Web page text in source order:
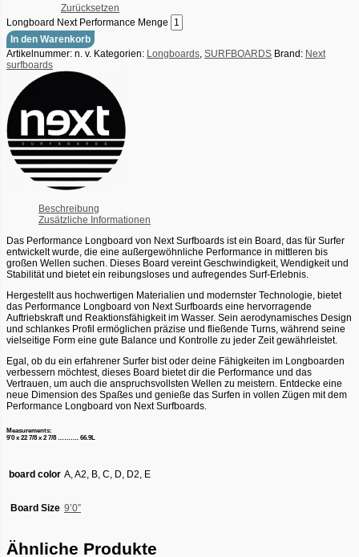
Zurücksetzen
Longboard Next Performance Menge
In den Warenkorb
Artikelnummer: n. v. Kategorien: Longboards, SURFBOARDS Brand: Next
surfboards
Beschreibung
Zusätzliche Informationen
Das Performance Longboard von Next Surfboards ist ein Board, das für Surfer
entwickelt wurde, die eine außergewöhnliche Performance in mittleren bis
großen Wellen suchen. Dieses Board vereint Geschwindigkeit, Wendigkeit und
Stabilität und bietet ein reibungsloses und aufregendes Surf-Erlebnis.
Hergestellt aus hochwertigen Materialien und modernster Technologie, bietet
das Performance Longboard von Next Surfboards eine hervorragende
Auftriebskraft und Reaktionsfähigkeit im Wasser. Sein aerodynamisches Design
und schlankes Profil ermöglichen präzise und fließende Turns, während seine
vielseitige Form eine gute Balance und Kontrolle zu jeder Zeit gewährleistet.
Egal, ob du ein erfahrener Surfer bist oder deine Fähigkeiten im Longboarden
verbessern möchtest, dieses Board bietet dir die Performance und das
Vertrauen, um auch die anspruchsvollsten Wellen zu meistern. Entdecke eine
neue Dimension des Spaßes und genieße das Surfen in vollen Zügen mit dem
Performance Longboard von Next Surfboards.
Measurements:
9’0 x 22 7/8 x 2 7/8 ………. 66.9L
board color A, A2, B, C, D, D2, E
Board Size 9’0”
Ähnliche Produkte